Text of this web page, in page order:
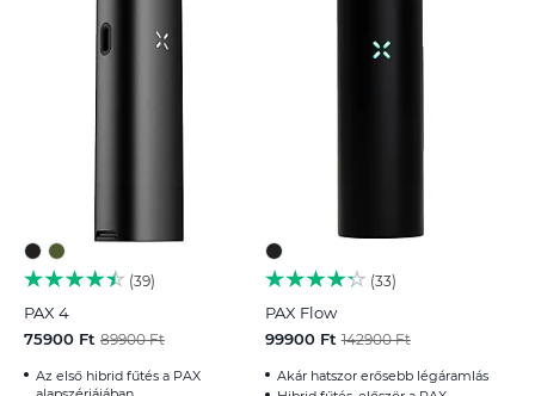
39
PAX 4
75900 Ft 89900 Ft
Az első hibrid fűtés a PAX
33
PAX Flow
99900 Ft 142900 Ft
Akár hatszor erősebb légáramlás